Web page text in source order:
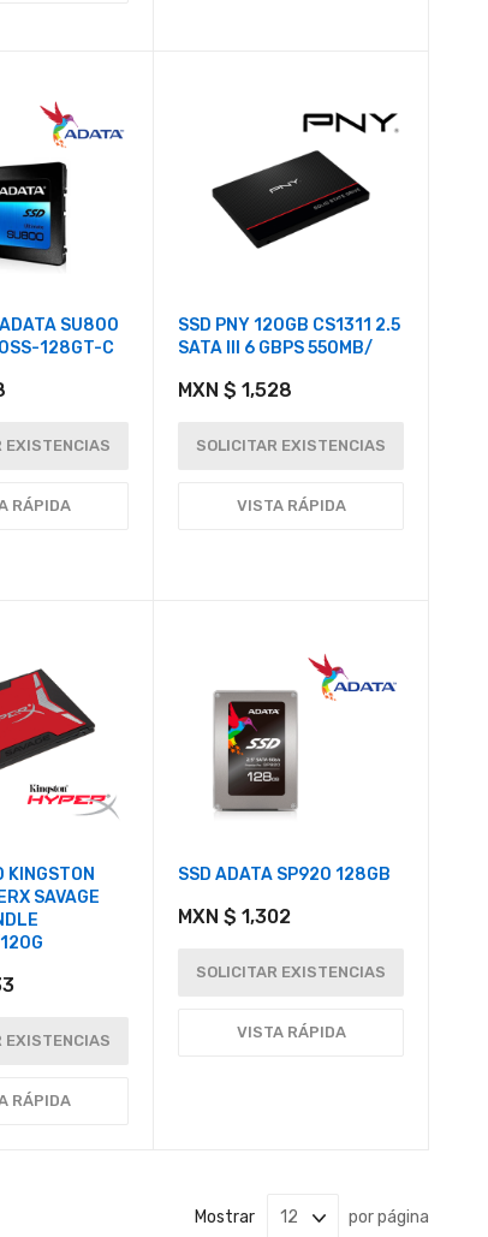
SU800
128GT-C
EXISTENCIAS
RÁPIDA
SSD PNY 120GB CS1311 2.5
SATA III 6 GBPS 550MB/
MXN $ 1,528
SOLICITAR EXISTENCIAS
VISTA RÁPIDA
KINGSTON
SAVAGE
EXISTENCIAS
RÁPIDA
SSD ADATA SP920 128GB
MXN $ 1,302
SOLICITAR EXISTENCIAS
VISTA RÁPIDA
Mostrar por página